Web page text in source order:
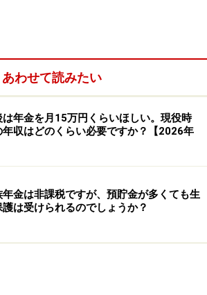
額＝平均標準報酬額（平均年収÷12）
金加入月数
あわせて読みたい
は年金を月15万円くらいほしい。現役時
年収はどのくらい必要ですか？【2026年
年金は非課税ですが、預貯金が多くても生
護は受けられるのでしょうか？